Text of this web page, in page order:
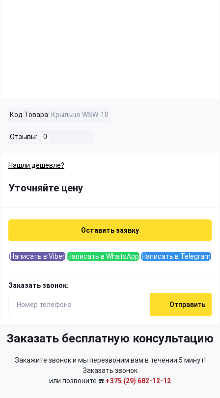
Код Товара: Крыльцо WSW-10
Отзывы: 0
Нашли дешевле?
Уточняйте цену
Оставить заявку
Написать в Viber Написать в WhatsApp Написать в Telegram
Заказать звонок:
Отправить
Заказать бесплатную консультацию
Закажите звонок и мы перезвоним вам в течении 5 минут!
Заказать звонок
или позвоните ☎️ +375 (29) 682-12-12